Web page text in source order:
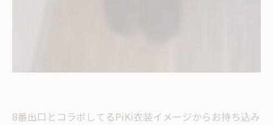
8番出口とコラボしてるPiKi衣装イメージからお持ち込み